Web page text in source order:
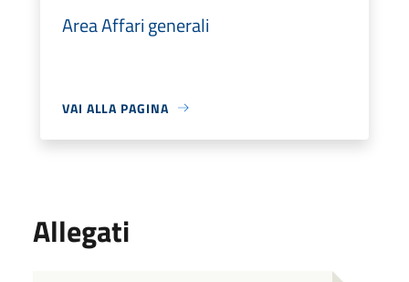
Area Affari generali
VAI ALLA PAGINA
Allegati